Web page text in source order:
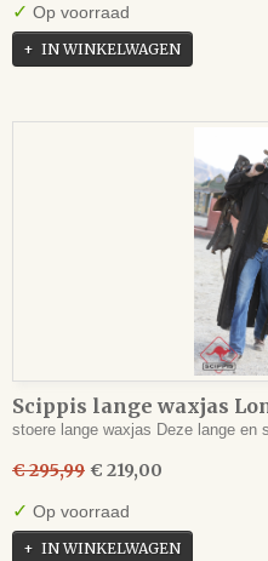
✓ Op voorraad
IN WINKELWAGEN
Scippis lange waxjas
stoere lange waxjas Deze lange
€ 295,99 € 219,00
✓ Op voorraad
IN WINKELWAGEN